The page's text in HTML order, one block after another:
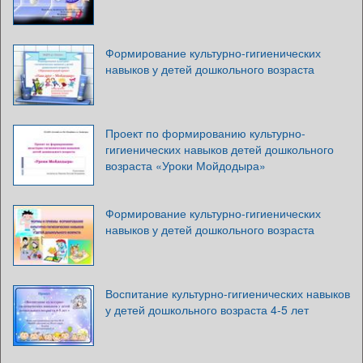
Формирование культурно-гигиенических
навыков у детей дошкольного возраста
Проект по формированию культурно-
гигиенических навыков детей дошкольного
возраста «Уроки Мойдодыра»
Формирование культурно-гигиенических
навыков у детей дошкольного возраста
Воспитание культурно-гигиенических навыков
у детей дошкольного возраста 4-5 лет